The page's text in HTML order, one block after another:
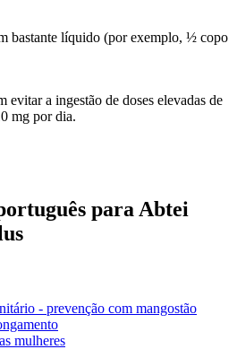
bastante líquido (por exemplo, ½ copo
evitar a ingestão de doses elevadas de
mg por dia.
para Abtei
- prevenção com mangostão
mulheres